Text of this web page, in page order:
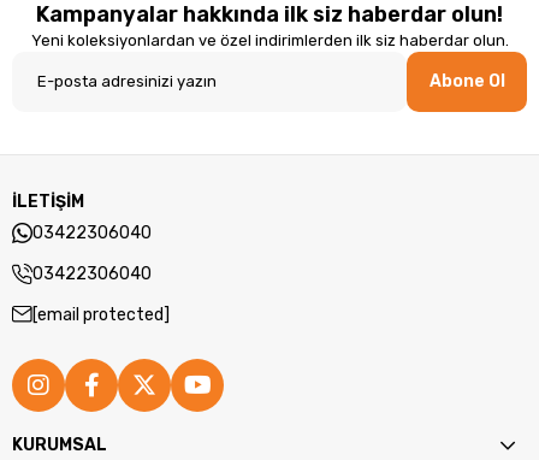
Kampanyalar hakkında ilk siz haberdar olun!
Yeni koleksiyonlardan ve özel indirimlerden ilk siz haberdar olun.
Abone Ol
İLETİŞİM
03422306040
03422306040
[email protected]
KURUMSAL